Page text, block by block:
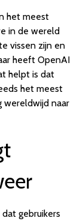
het meest
in de wereld
vissen zijn en
heeft OpenAI
helpt is dat
het meest
wereldwijd naar
gebruikers